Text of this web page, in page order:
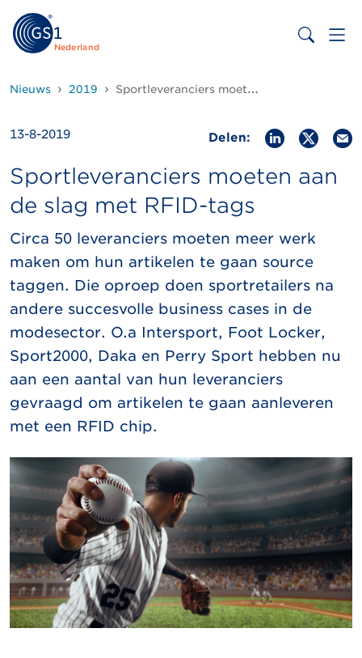
Nederland
Nieuws 2019 Sportleveranciers moeten aan de slag met RFID-tags
13-8-2019 Delen:
Sportleveranciers moeten aan
de slag met RFID-tags
Circa 50 leveranciers moeten meer werk
maken om hun artikelen te gaan source
taggen. Die oproep doen sportretailers na
andere succesvolle business cases in de
modesector. O.a Intersport, Foot Locker,
Sport2000, Daka en Perry Sport hebben nu
aan een aantal van hun leveranciers
gevraagd om artikelen te gaan aanleveren
met een RFID chip.